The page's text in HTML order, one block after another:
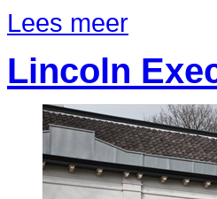
Lees meer
Lincoln